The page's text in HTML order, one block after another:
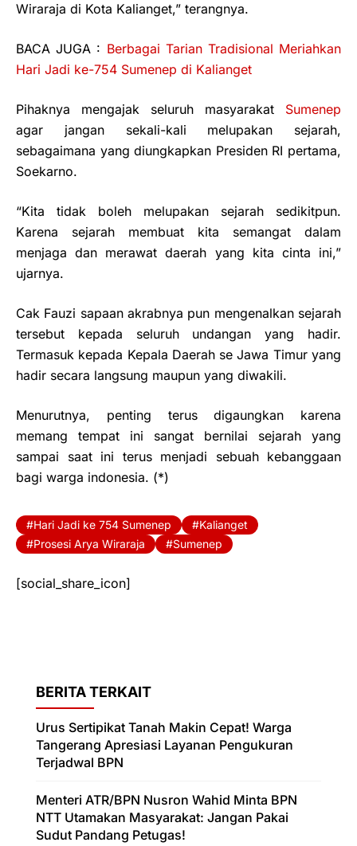
Wiraraja di Kota Kalianget,” terangnya.
BACA JUGA : Berbagai Tarian Tradisional Meriahkan
Hari Jadi ke-754 Sumenep di Kalianget
Pihaknya mengajak seluruh masyarakat Sumenep
agar jangan sekali-kali melupakan sejarah,
sebagaimana yang diungkapkan Presiden RI pertama,
Soekarno.
“Kita tidak boleh melupakan sejarah sedikitpun.
Karena sejarah membuat kita semangat dalam
menjaga dan merawat daerah yang kita cinta ini,”
ujarnya.
Cak Fauzi sapaan akrabnya pun mengenalkan sejarah
tersebut kepada seluruh undangan yang hadir.
Termasuk kepada Kepala Daerah se Jawa Timur yang
hadir secara langsung maupun yang diwakili.
Menurutnya, penting terus digaungkan karena
memang tempat ini sangat bernilai sejarah yang
sampai saat ini terus menjadi sebuah kebanggaan
bagi warga indonesia. (*)
Hari Jadi ke 754 Sumenep
Kalianget
Prosesi Arya Wiraraja
Sumenep
[social_share_icon]
BERITA TERKAIT
Urus Sertipikat Tanah Makin Cepat! Warga
Tangerang Apresiasi Layanan Pengukuran
Terjadwal BPN
Menteri ATR/BPN Nusron Wahid Minta BPN
NTT Utamakan Masyarakat: Jangan Pakai
Sudut Pandang Petugas!